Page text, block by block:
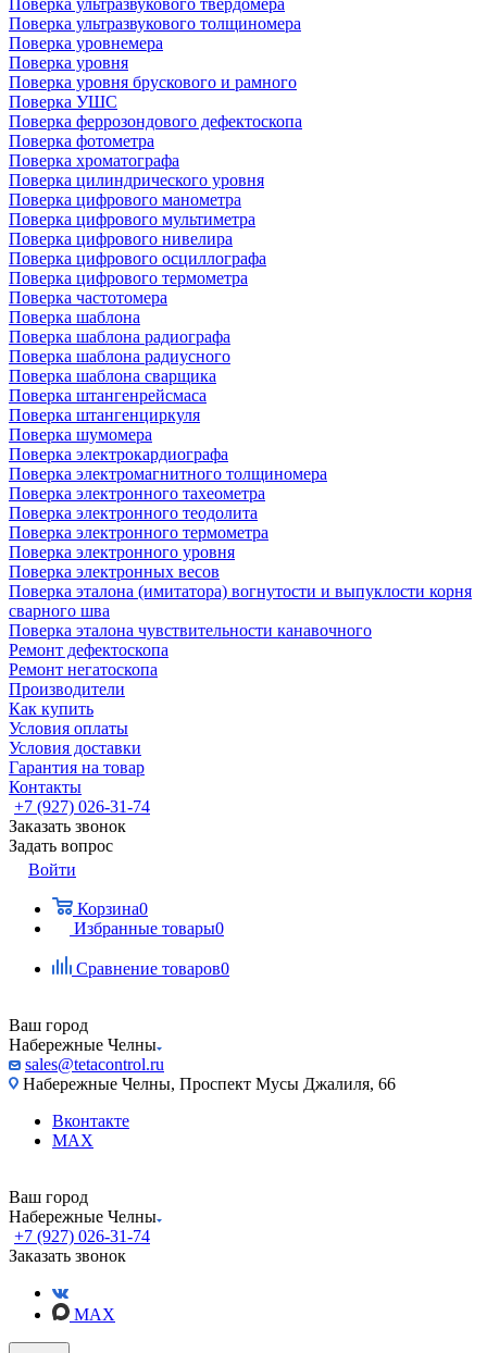
Поверка ультразвукового твердомера
Поверка ультразвукового толщиномера
Поверка уровнемера
Поверка уровня
Поверка уровня брускового и рамного
Поверка УШС
Поверка феррозондового дефектоскопа
Поверка фотометра
Поверка хроматографа
Поверка цилиндрического уровня
Поверка цифрового манометра
Поверка цифрового мультиметра
Поверка цифрового нивелира
Поверка цифрового осциллографа
Поверка цифрового термометра
Поверка частотомера
Поверка шаблона
Поверка шаблона радиографа
Поверка шаблона радиусного
Поверка шаблона сварщика
Поверка штангенрейсмаса
Поверка штангенциркуля
Поверка шумомера
Поверка электрокардиографа
Поверка электромагнитного толщиномера
Поверка электронного тахеометра
Поверка электронного теодолита
Поверка электронного термометра
Поверка электронного уровня
Поверка электронных весов
Поверка эталона (имитатора) вогнутости и выпуклости корня
сварного шва
Поверка эталона чувствительности канавочного
Ремонт дефектоскопа
Ремонт негатоскопа
Производители
Как купить
Условия оплаты
Условия доставки
Гарантия на товар
Контакты
+7 (927) 026-31-74
Заказать звонок
Задать вопрос
Войти
Корзина0
Избранные товары0
Сравнение товаров0
Ваш город
Набережные Челны
sales@tetacontrol.ru
Набережные Челны, Проспект Мусы Джалиля, 66
Вконтакте
MAX
Ваш город
Набережные Челны
+7 (927) 026-31-74
Заказать звонок
MAX